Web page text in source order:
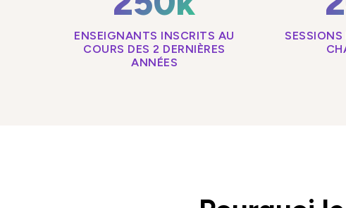
ENSEIGNANTS INSCRITS AU
COURS DES 2 DERNIÈRES
ANNÉES
SESSIONS